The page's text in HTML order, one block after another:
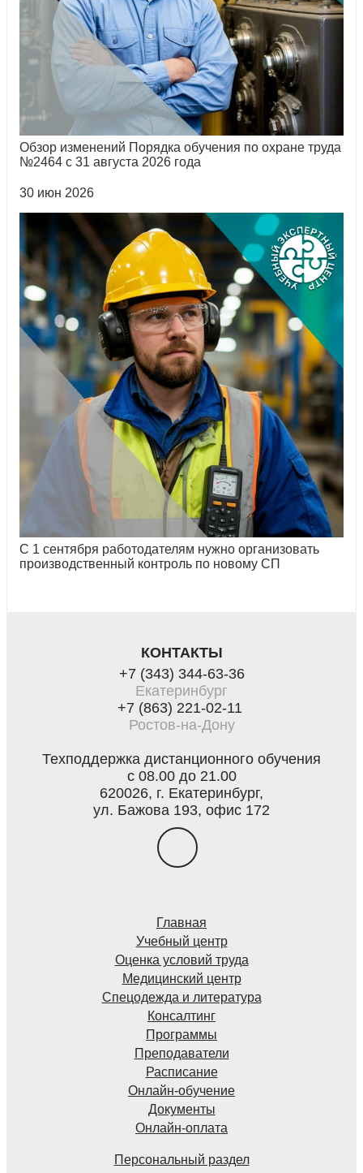
Обзор изменений Порядка обучения по охране труда
№2464 с 31 августа 2026 года
30 июн 2026
С 1 сентября работодателям нужно организовать
производственный контроль по новому СП
КОНТАКТЫ
+7 (343) 344-63-36
Екатеринбург
+7 (863) 221-02-11
Ростов-на-Дону
Техподдержка дистанционного обучения
с 08.00 до 21.00
620026, г. Екатеринбург,
ул. Бажова 193, офис 172
Главная
Учебный центр
Оценка условий труда
Медицинский центр
Спецодежда и литература
Консалтинг
Программы
Преподаватели
Расписание
Онлайн-обучение
Документы
Онлайн-оплата
Персональный раздел